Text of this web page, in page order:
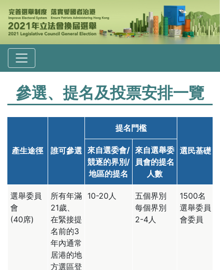
參選、提名及投票安排一覽
產生途徑 誰可參選
提名門檻
選民基礎
來自選委會/
競逐的界別/
地區的提名
來自選舉委
員會的提名
人數
選舉委員
會
(40席)
所有年滿
21歲、
在緊接提
名前的3
年內通常
居港的地
方選區登
10-20人
五個界別
每個界別
2-4人
1500名
選舉委員
會委員